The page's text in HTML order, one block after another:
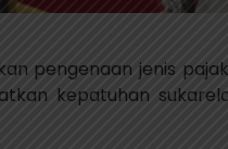
pengenaan jenis
kepatuhan